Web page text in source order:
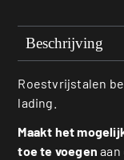
Beschrijving
Roestvrijstalen
lading.
Maakt het
toe te voegen